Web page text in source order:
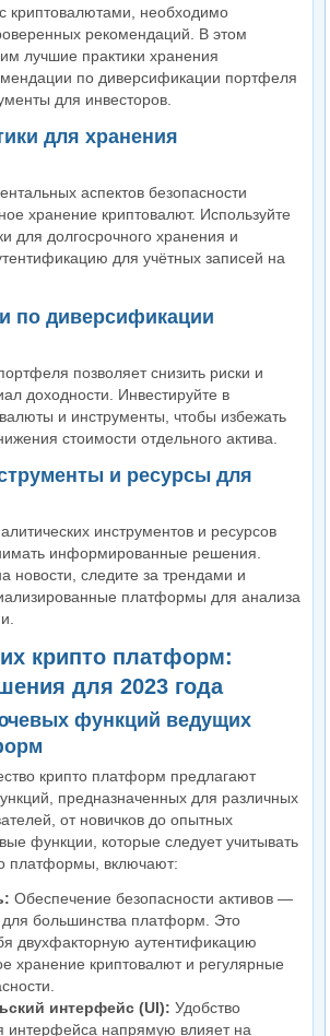
криптовалютами, необходимо
рекомендаций. В этом
лучшие практики хранения
по диверсификации портфеля
для инвесторов.
для хранения
аспектов безопасности
хранение криптовалют. Используйте
для долгосрочного хранения и
для учётных записей на
по диверсификации
позволяет снизить риски и
доходности. Инвестируйте в
и инструменты, чтобы избежать
стоимости отдельного актива.
и ресурсы для
инструментов и ресурсов
информированные решения.
новости, следите за трендами и
платформы для анализа
крипто платформ:
для 2023 года
функций ведущих
крипто платформ предлагают
предназначенных для различных
от новичков до опытных
функции, которые следует учитывать
платформы, включают:
Обеспечение безопасности активов —
для большинства платформ. Это
двухфакторную аутентификацию
хранение криптовалют и регулярные
интерфейс (UI): Удобство
интерфейса напрямую влияет на